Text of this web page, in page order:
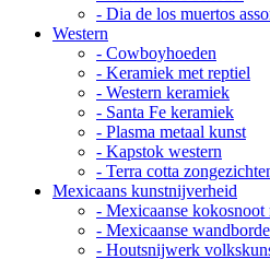
- Dia de los muertos
Western
- Cowboyhoeden
- Keramiek met reptiel
- Western keramiek
- Santa Fe keramiek
- Plasma metaal kunst
- Kapstok western
- Terra cotta
Mexicaans kunstnijverheid
- Mexicaanse kokosnoot
- Mexicaanse
- Houtsnijwerk